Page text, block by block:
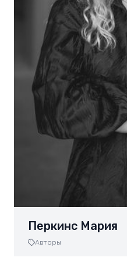
Перкинс Мария
Авторы